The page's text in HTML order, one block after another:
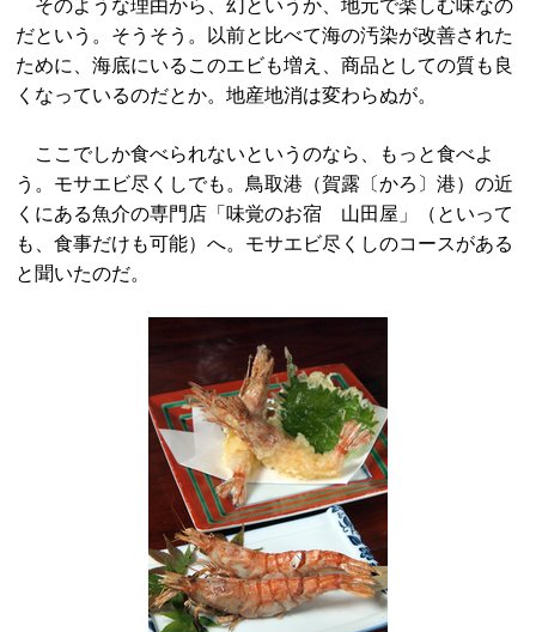
そのような理由から、幻というか、地元で楽しむ味なの
だという。そうそう。以前と比べて海の汚染が改善された
ために、海底にいるこのエビも増え、商品としての質も良
くなっているのだとか。地産地消は変わらぬが。
ここでしか食べられないというのなら、もっと食べよ
う。モサエビ尽くしでも。鳥取港（賀露〔かろ〕港）の近
くにある魚介の専門店「味覚のお宿 山田屋」（といって
も、食事だけも可能）へ。モサエビ尽くしのコースがある
と聞いたのだ。